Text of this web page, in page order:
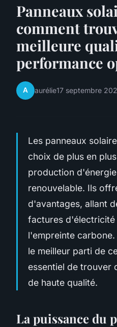
Panneaux
comment
meilleure
performance
A aurélie17 septembre
Les panneaux
choix de plus en
production
renouvelable. Ils
d'avantages, allant
factures
l'empreinte
le meilleur parti de
essentiel de trouver
de haute qualité.
La puissance du